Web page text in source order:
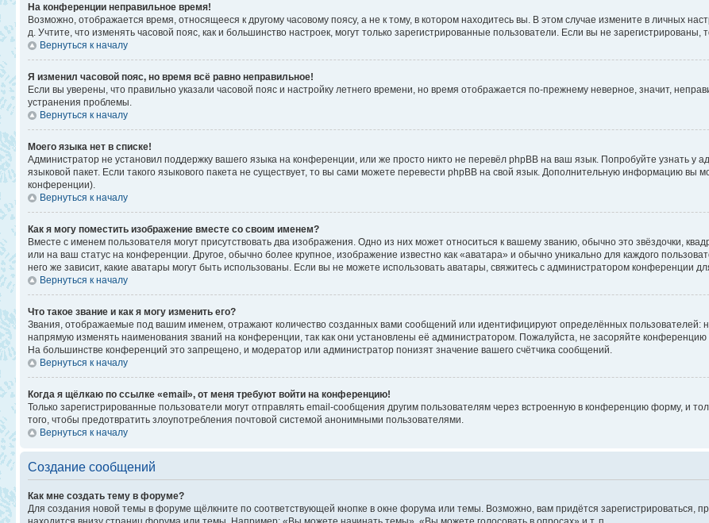
На конференции неправильное время!
Возможно, отображается время, относящееся к другому часовому поясу, а не к тому, в котором находитесь вы. В этом случае измените в личных
д. Учтите, что изменять часовой пояс, как и большинство настроек, могут только зарегистрированные пользователи. Если вы не зарегистрированы,
Вернуться к началу
Я изменил часовой пояс, но время всё равно неправильное!
Если вы уверены, что правильно указали часовой пояс и настройку летнего времени, но время отображается по-прежнему неверное, значит,
устранения проблемы.
Вернуться к началу
Моего языка нет в списке!
Администратор не установил поддержку вашего языка на конференции, или же просто никто не перевёл phpBB на ваш язык. Попробуйте узнать у
языковой пакет. Если такого языкового пакета не существует, то вы сами можете перевести phpBB на свой язык. Дополнительную информацию вы
конференции).
Вернуться к началу
Как я могу поместить изображение вместе со своим именем?
Вместе с именем пользователя могут присутствовать два изображения. Одно из них может относиться к вашему званию, обычно это звёздочки,
или на ваш статус на конференции. Другое, обычно более крупное, изображение известно как «аватара» и обычно уникально для каждого
него же зависит, какие аватары могут быть использованы. Если вы не можете использовать аватары, свяжитесь с администратором конференции
Вернуться к началу
Что такое звание и как я могу изменить его?
Звания, отображаемые под вашим именем, отражают количество созданных вами сообщений или идентифицируют определённых
напрямую изменять наименования званий на конференции, так как они установлены её администратором. Пожалуйста, не засоряйте
На большинстве конференций это запрещено, и модератор или администратор понизят значение вашего счётчика сообщений.
Вернуться к началу
Когда я щёлкаю по ссылке «email», от меня требуют войти на конференцию!
Только зарегистрированные пользователи могут отправлять email-сообщения другим пользователям через встроенную в конференцию форму, и
того, чтобы предотвратить злоупотребления почтовой системой анонимными пользователями.
Вернуться к началу
Создание сообщений
Как мне создать тему в форуме?
Для создания новой темы в форуме щёлкните по соответствующей кнопке в окне форума или темы. Возможно, вам придётся зарегистрироваться,